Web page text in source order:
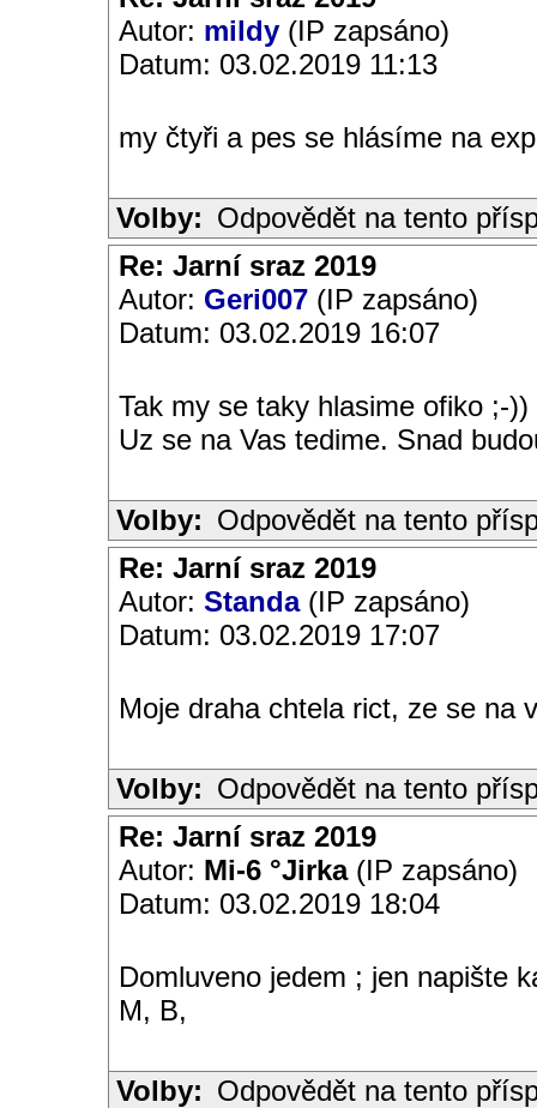
Autor: mildy (IP zapsáno)
Datum: 03.02.2019 11:13
my čtyři a pes se hlásíme na
Volby: Odpovědět na tento
Re: Jarní sraz 2019
Autor: Geri007 (IP zapsáno)
Datum: 03.02.2019 16:07
Tak my se taky hlasime ofiko ;-))
Uz se na Vas tedime. Snad
Volby: Odpovědět na tento
Re: Jarní sraz 2019
Autor: Standa(IP zapsáno)
Datum: 03.02.2019 17:07
Moje draha chtela rict, ze se na
Volby: Odpovědět na tento
Re: Jarní sraz 2019
Autor: Mi-6 °Jirka(IP zapsáno)
Datum: 03.02.2019 18:04
Domluveno jedem ; jen napište
M, B,
Volby: Odpovědět na tento